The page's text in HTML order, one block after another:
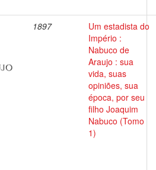
1897
Um estadista do
Império :
Nabuco de
Araujo : sua
vida, suas
opiniões, sua
época, por seu
filho Joaquim
Nabuco (Tomo
1)